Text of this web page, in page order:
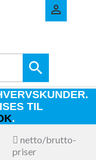


TIL
.
netto/brutto-
priser